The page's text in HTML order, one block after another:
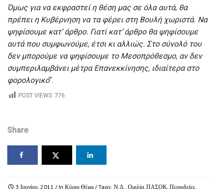
Όμως για να εκφραστεί η θέση μας σε όλα αυτά, θα
πρέπει η Κυβέρνηση να τα φέρει στη Βουλή χωριστά. Να
ψηφίσουμε κατ’ άρθρο. Γιατί κατ’ άρθρο θα ψηφίσουμε
αυτά που συμφωνούμε, έτσι κι αλλιώς. Στο σύνολό του
δεν μπορούμε να ψηφίσουμε το Μεσοπρόθεσμο, αν δεν
συμπεριλαμβάνει μέτρα Επανεκκίνησης, ιδιαίτερα στο
φορολογικό“.
POST VIEWS: 776
Share
3 Ιουνίου, 2011 / In Κύριο Θέμα / Tags: Ν.Δ., Ομιλία, ΠΑΣΟΚ, Περιοδείες,